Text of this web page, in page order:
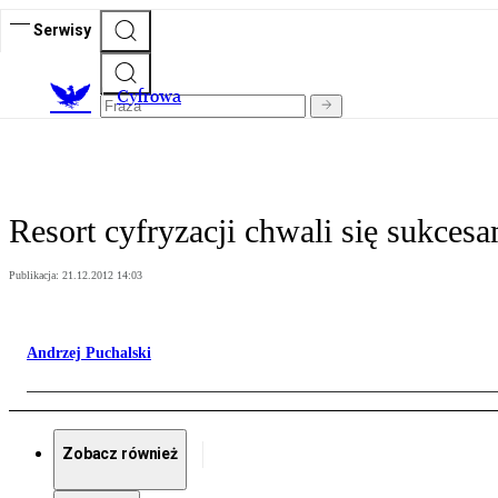
Serwisy
Cyfrowa
Resort cyfryzacji chwali się
Publikacja: 21.12.2012 14:03
Andrzej Puchalski
Zobacz również